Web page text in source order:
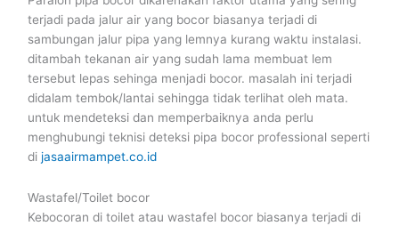
terjadi pada jalur air yang bocor biasanya terjadi di
sambungan jalur pipa yang lemnya kurang waktu instalasi.
ditambah tekanan air yang sudah lama membuat lem
tersebut lepas sehinga menjadi bocor. masalah ini terjadi
didalam tembok/lantai sehingga tidak terlihat oleh mata.
untuk mendeteksi dan memperbaiknya anda perlu
menghubungi teknisi deteksi pipa bocor professional seperti
di jasaairmampet.co.id
Wastafel/Toilet bocor
Kebocoran di toilet atau wastafel bocor biasanya terjadi di